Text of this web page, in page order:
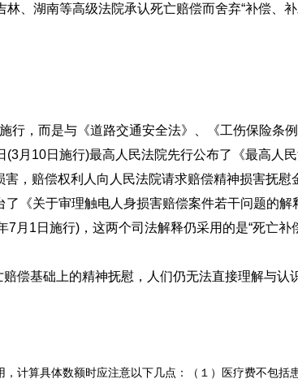
湖南等高级法院承认死亡赔偿而舍弃“补偿、
，而是与《道路交通安全法》、《工伤保险条
月10日施行)最高人民法院先行公布了《最高人
，赔偿权利人向人民法院请求赔偿精神损害抚
《关于审理触电人身损害赔偿案件若干问题的
1日施行)，这两个司法解释仍采用的是“死亡补
基础上的精神抚慰，人们仍无法直接理解与认
算具体数额时应注意以下几点：（１）医疗费不包括